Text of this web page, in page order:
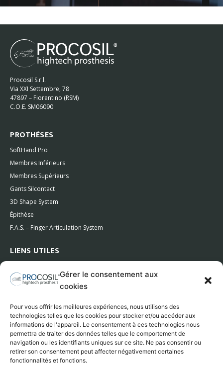
Gérer le consentement aux
cookies
Pour vous offrir les meilleures expériences, nous utilisons des
technologies telles que les cookies pour stocker et/ou accéder aux
informations de l'appareil. Le consentement à ces technologies nous
permettra de traiter des données telles que le comportement de
navigation ou les identifiants uniques sur ce site. Ne pas consentir ou
retirer son consentement peut affecter négativement certaines
fonctionnalités et fonctions.
Procosil S.r.l.
Via XXI Settembre, 78
47897 – Fiorentino (RSM)
C.O.E. SM06090
PROTHÈSES
SoftHand Pro
Membres Inférieurs
Membres Supérieurs
Gants Silcontact
3D Shape System
Épithèse
F.A.S. – Finger Articulation System
LIENS UTILES
Certifications
Contacts